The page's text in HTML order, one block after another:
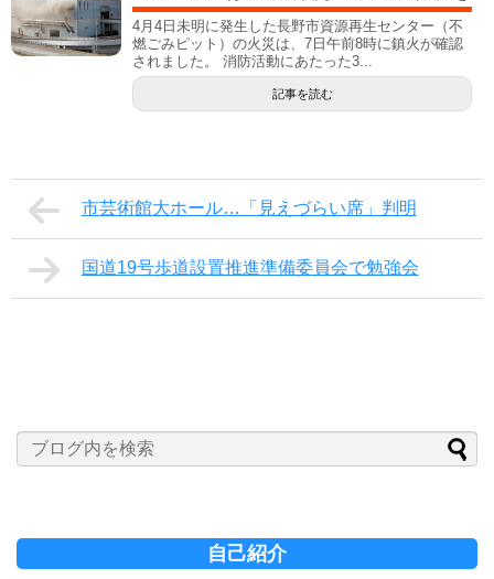
4月4日未明に発生した長野市資源再生センター（不
燃ごみピット）の火災は、7日午前8時に鎮火が確認
されました。 消防活動にあたった3...
記事を読む
市芸術館大ホール…「見えづらい席」判明
国道19号歩道設置推進準備委員会で勉強会
自己紹介